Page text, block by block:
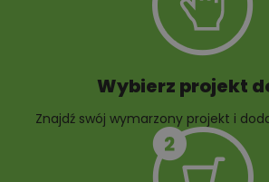
Wybierz projekt
Znajdź swój wymarzony projekt i